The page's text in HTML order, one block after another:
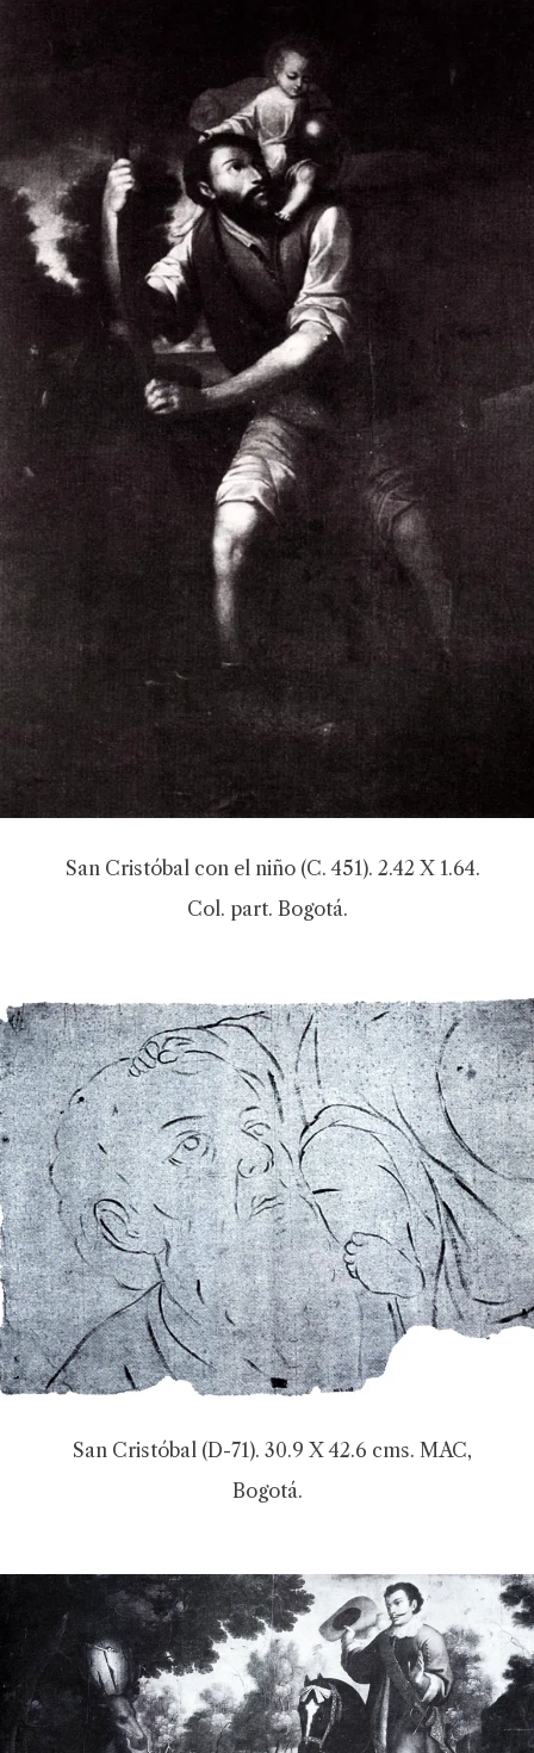
San Cristóbal con el niño (C. 451). 2.42 X 1.64.
Col. part. Bogotá.
San Cristóbal (D-71). 30.9 X 42.6 cms. MAC,
Bogotá.